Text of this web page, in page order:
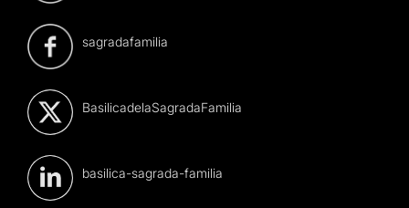
sagradafamilia
BasilicadelaSagradaFamilia
basilica-sagrada-familia